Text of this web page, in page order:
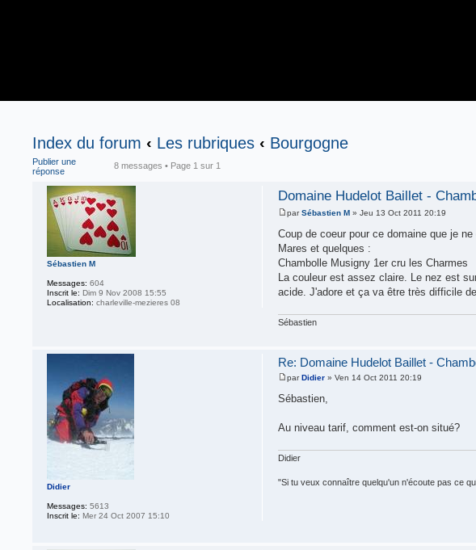
Index du forum ‹ Les rubriques ‹ Bourgogne
Publier une
réponse
8 messages • Page 1 sur 1
Domaine Hudelot Baillet -
parSébastien M» Jeu 13 Oct 2011 20:19
Coup de coeur pour ce domaine que je
Mares et quelques :
Chambolle Musigny 1er cru les Charmes
La couleur est assez claire. Le nez est
acide. J'adore et ça va être très difficile
Sébastien
Sébastien M
Messages: 604
Inscrit le: Dim 9 Nov 2008 15:55
Localisation: charleville-mezieres 08
Re: Domaine Hudelot Baillet -
parDidier» Ven 14 Oct 2011 20:19
Sébastien,
Au niveau tarif, comment est-on situé?
Didier
"Si tu veux connaître quelqu'un n'écoute pas ce
Didier
Messages: 5613
Inscrit le: Mer 24 Oct 2007 15:10